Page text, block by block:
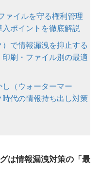
ァイルを守る権利管理
入ポイントを徹底解説
で情報漏洩を抑止する
刷・ファイル別の最適
（ウォーターマー
代の情報持ち出し対策
は情報漏洩対策の「最